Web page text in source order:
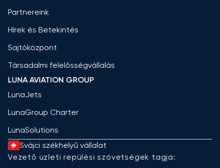
Partnereink
Hírek és Betekintés
Sajtóközpont
Társadalmi felelősségvállalás
LUNA AVIATION GROUP
LunaJets
LunaGroup Charter
LunaSolutions
Svájci székhelyű vállalat
Vezető üzleti repülési szövetségek tagja: